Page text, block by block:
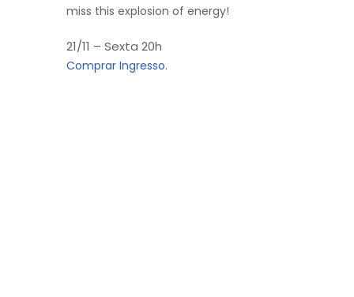
miss this explosion of energy!
21/11 – Sexta 20h
Comprar Ingresso.